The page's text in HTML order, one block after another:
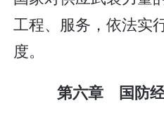
工程、服务，依法实
度。
第六章 国防